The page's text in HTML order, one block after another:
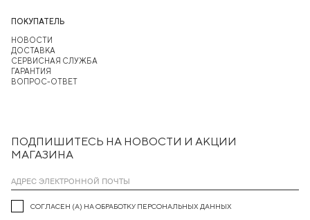
ПОДПИШИТЕСЬ НА НОВОСТИ И АКЦИИ
МАГАЗИНА
СОГЛАСЕН (А) НА ОБРАБОТКУ ПЕРСОНАЛЬНЫХ ДАННЫХ
ПОКУПАТЕЛЬ
НОВОСТИ
ДОСТАВКА
СЕРВИСНАЯ СЛУЖБА
ГАРАНТИЯ
ВОПРОС-ОТВЕТ